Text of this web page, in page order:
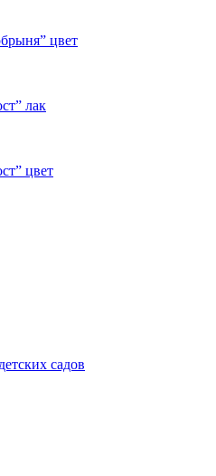
цвет
лак
цвет
садов